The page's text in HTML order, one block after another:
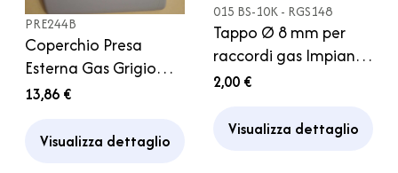
PRE244B
Coperchio Presa
Esterna Gas Grigio
Chiaro Camper
Ricambio
13,86 €
Visualizza dettaglio
015 BS-10K - RGS148
Tappo Ø 8 mm per
raccordi gas Impianto
Camper Caravan
2,00 €
Visualizza dettaglio